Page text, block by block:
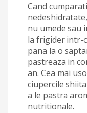
Cand
nu umede sau
la frigider intr-
pana la o
pastreaza in
an. Cea mai
ciupercile
a le pastra
nutritionale.